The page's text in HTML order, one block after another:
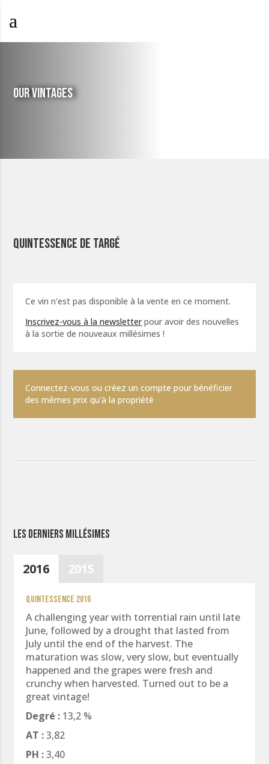
OUR VINTAGES
Quintessence de Targé
Ce vin n'est pas disponible à la vente en ce moment.
Inscrivez-vous à la newsletterpour avoir des nouvelles
à la sortie de nouveaux millésimes !
Connectez-vous ou créez un compte pour bénéficier
des mêmes prix qu'à la propriété
2015
2016
Les derniers millésimes
Quintessence 2016
A challenging year with torrential rain until late
June, followed by a drought that lasted from
July until the end of the harvest. The
maturation was slow, very slow, but eventually
happened and the grapes were fresh and
crunchy when harvested. Turned out to be a
great vintage!
Degré : 13,2 %
AT :3,82
PH :3,40